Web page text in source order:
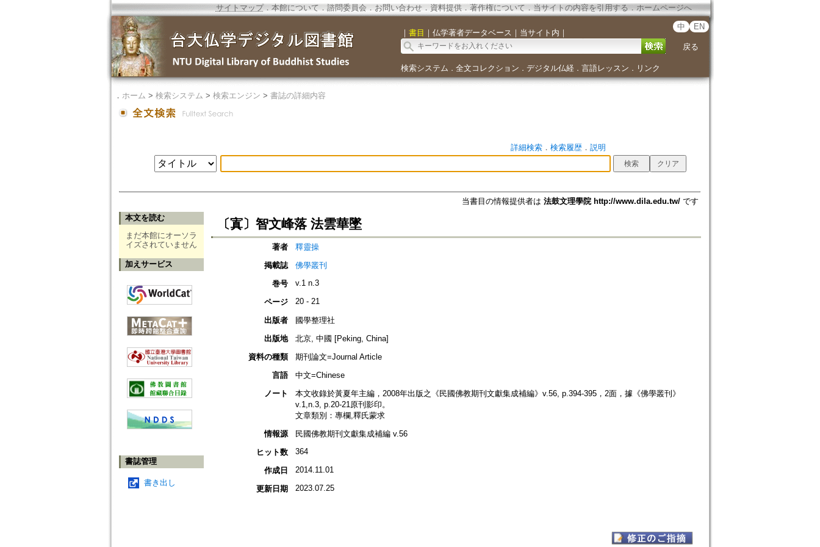
サイトマップ．本館について ． 諮問委員会． お問い合わせ． 資料提供． 著作権について．当サイトの内容を引用する ． ホームページへ
｜ 書目 ｜ 仏学著者データベース ｜ 当サイト内 ｜
中 EN
戻る
検索システム ． 全文コレクション ． デジタル仏経． 言語レッスン ． リンク
． ホーム > 検索システム > 検索エンジン > 書誌の詳細内容
詳細検索． 検索履歴． 説明
当書目の情報提供者は 法鼓文理學院 http://www.dila.edu.tw/です
本文を読む
まだ本館にオーソラ
イズされていません
加えサービス
書誌管理
書き出し
〔寘〕智文峰落 法雲華墜
著者
釋靈操
掲載誌
佛學叢刊
巻号
v.1 n.3
ページ 20 - 21
出版者
國學整理社
出版地
北京, 中國 [Peking, China]
資料の種類
期刊論文=Journal Article
言語
中文=Chinese
ノート
本文收錄於黃夏年主編，2008年出版之《民國佛教期刊文獻集成補編》v.56, p.394-395，2面，據《佛學叢刊》
v.1,n.3, p.20-21原刊影印。
文章類別：專欄,釋氏蒙求
情報源
民國佛教期刊文獻集成補編 v.56
ヒット数
364
作成日 2014.11.01
更新日期 2023.07.25